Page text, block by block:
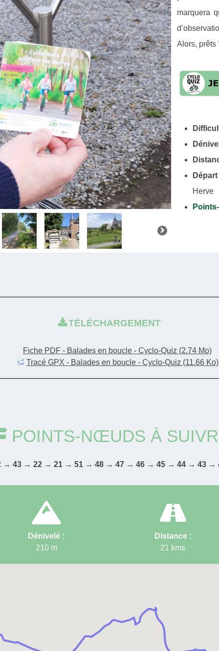
marquera
Alors,
Départ
Herve
TÉLÉCHARGEMENT
Fiche PDF - Balades en boucle - Cyclo-Quiz (2.74 Mo)
Tracé GPX - Balades en boucle - Cyclo-Quiz (11.66 Ko)
POINTS-NŒUDS À
→ 43 → 22 → 21 → 51 → 48 → 47 → 46 → 45 → 44 → 43 →
Dénivelé :
210 m
Distance :
21
kms